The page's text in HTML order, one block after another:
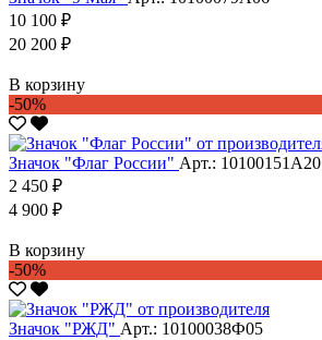
10 100 ₽
20 200 ₽
В корзину
-50%
Значок "Флаг России" Арт.: 10100151А20
2 450 ₽
4 900 ₽
В корзину
-50%
Значок "РЖД" Арт.: 10100038Ф05